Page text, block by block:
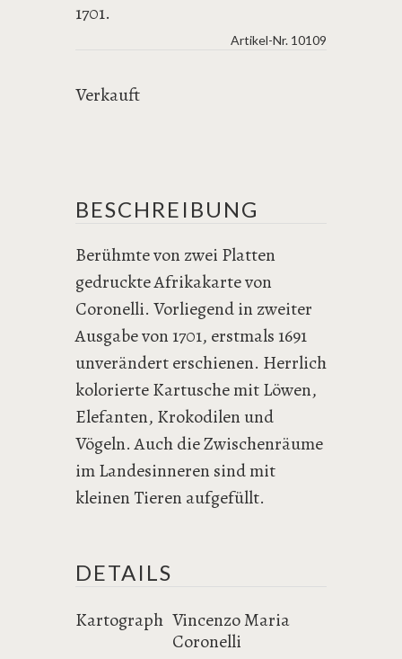
1701.
Artikel-Nr. 10109
Verkauft
BESCHREIBUNG
Berühmte von zwei Platten
gedruckte Afrikakarte von
Coronelli. Vorliegend in zweiter
Ausgabe von 1701, erstmals 1691
unverändert erschienen. Herrlich
kolorierte Kartusche mit Löwen,
Elefanten, Krokodilen und
Vögeln. Auch die Zwischenräume
im Landesinneren sind mit
kleinen Tieren aufgefüllt.
DETAILS
Kartograph Vincenzo Maria
Coronelli